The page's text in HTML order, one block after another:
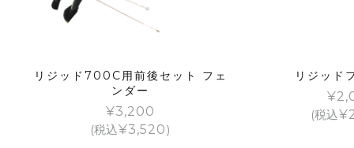
リジッド700C用前後セット フェ
ンダー
¥3,200
(税込¥3,520)
リジッド
¥
(税込¥